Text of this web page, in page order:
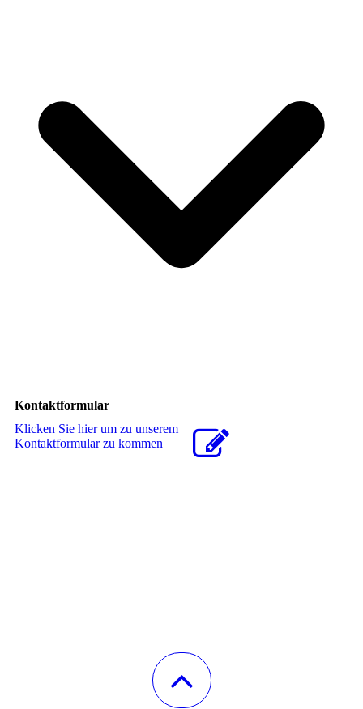
Kontaktformular
Klicken Sie hier um zu unserem
Kon­takt­for­mu­lar zu kommen